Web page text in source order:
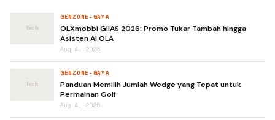
GENZONE-GAYA
OLXmobbi GIIAS 2026: Promo Tukar Tambah hingga
Asisten AI OLA
Aug 4, 2026
GENZONE-GAYA
Panduan Memilih Jumlah Wedge yang Tepat untuk
Permainan Golf
Aug 4, 2026